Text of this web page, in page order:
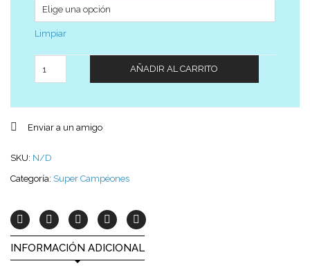
Limpiar
AÑADIR AL CARRITO
Enviar a un amigo
SKU: N/D
Categoría: Super Campéones
INFORMACIÓN ADICIONAL